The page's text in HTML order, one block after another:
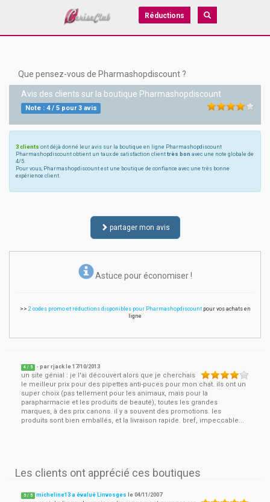
Réductions
Que pensez-vous de Pharmashopdiscount ?
Avis des clients sur la boutique Pharmashopdiscount
Note : 4/ 5pour3avis
3 clients ont déjà donné leur avis sur la boutique en ligne Pharmashopdiscount
Pharmashopdiscount obtient un taux de satisfaction client très bon avec une note globale de
4/5.
Pour vous, Pharmashopdiscount est une boutique de confiance avec une très bonne
expérience client.
partager mon avis
Astuce pour économiser !
>> 2 codes promo et réductions disponibles pour Pharmashopdiscountpour vos achats en
ligne
4 / 5 - parrjack le17/10/2013
un site génial : je l'ai découvert alors que je cherchais
le meilleur prix pour des pipettes anti-puces pour mon chat. ils ont un
super choix (pas tellement pour les animaux, mais pour la
parapharmacie et les produits de beauté), toutes les grandes
marques, à des prix canons. il y a souvent des promotions. les
produits sont bien emballés, et la livraison rapide. bref, impeccable...
Les clients ont apprécié ces boutiques
5 / 5 micheline13 a évalué Linvosges le04/11/2007